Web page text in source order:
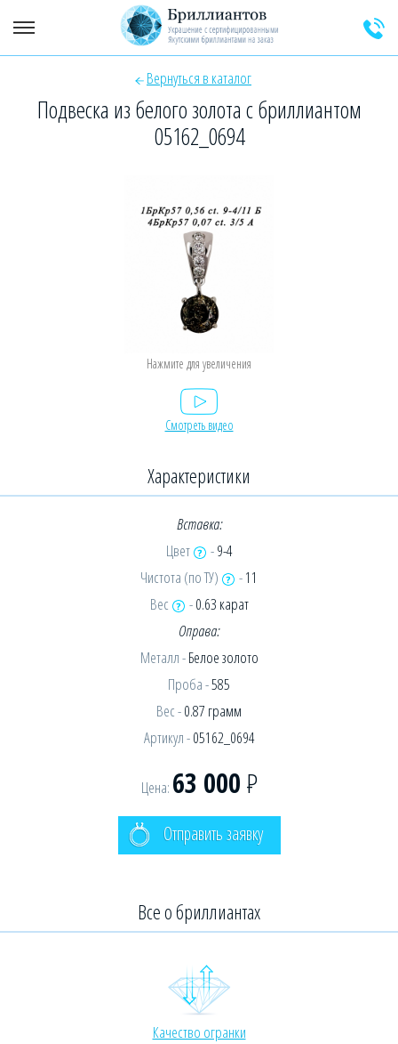
+7 (925) 589-64-91 Заказать звонок эксперта
Вернуться в каталог
Подвеска из белого золота с бриллиантом
05162_0694
Смотреть видео
Характеристики
Вставка:
Цвет
-9-4
Чистота (по ТУ)
-11
Вес
-0.63 карат
Оправа:
Металл -Белое золото
Проба -585
Вес -0.87 грамм
Артикул -05162_0694
Цена: 63 000Р
Отправить заявку
Все о бриллиантах
Качество огранки